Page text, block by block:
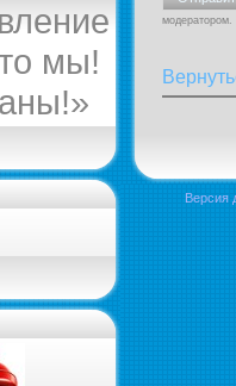
мы!
модератором.
Версия